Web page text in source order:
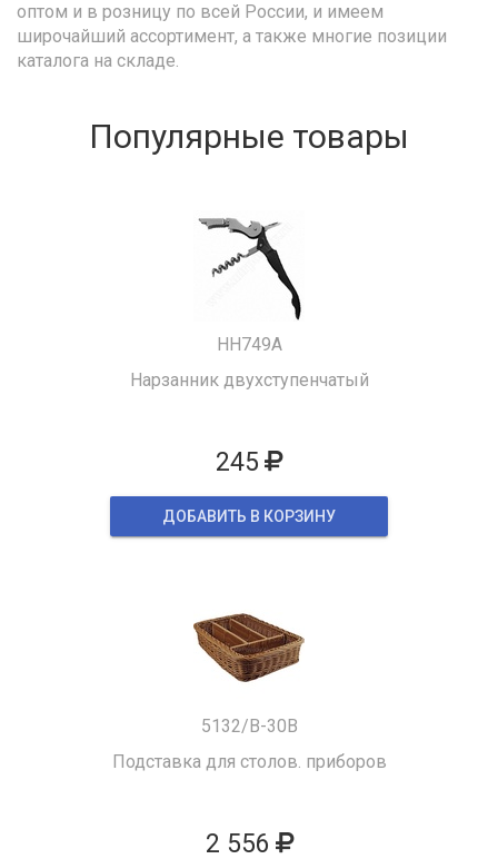
оптом и в розницу по всей России, и имеем
широчайший ассортимент, а также многие позиции
каталога на складе.
Популярные товары
HH749A
Нарзанник двухступенчатый
245
ДОБАВИТЬ В КОРЗИНУ
5132/B-30B
Подставка для столов. приборов
2 556